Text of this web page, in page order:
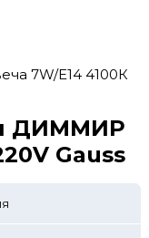
7W/Е14 4100К
ДИММИР
Gauss